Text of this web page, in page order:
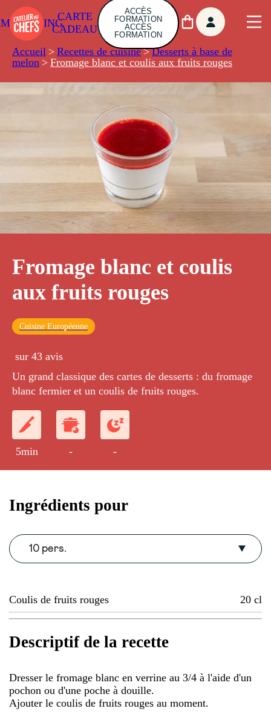
CARTE
CADEAU
ACCÈS
FORMATION
ACCÈS
FORMATION
Accueil > Recettes de cuisine > Desserts à base de
melon > Fromage blanc et coulis aux fruits rouges
Fromage blanc et coulis
aux fruits rouges
Cuisine Européenne
sur 43 avis
Un grand classique des cartes de desserts : du fromage
blanc fermier et un coulis de fruits rouges.
5min - -
Ingrédients pour
10 pers.
Coulis de fruits rouges 20 cl
Descriptif de la recette
Dresser le fromage blanc en verrine au 3/4 à l'aide d'un
pochon ou d'une poche à douille.
Ajouter le coulis de fruits rouges au moment.